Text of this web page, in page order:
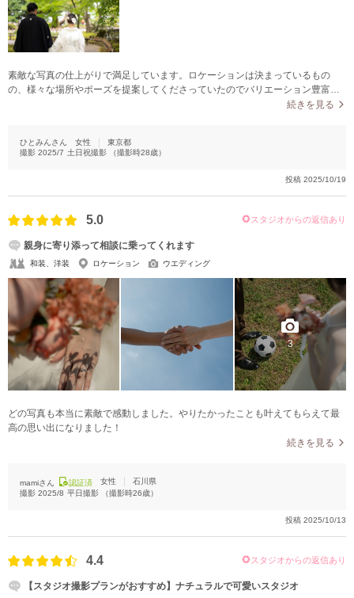
素敵な写真の仕上がりで満足しています。ロケーションは決まっているもの
の、様々な場所やポーズを提案してくださっていたのでバリエーション豊富な
続きを見る
ひとみんさん 女性
東京都
撮影 2025/7 土日祝撮影 （撮影時28歳）
投稿 2025/10/19
5.0 スタジオからの返信あり
親身に寄り添って相談に乗ってくれます
和装、洋装 ロケーション ウエディング
3
どの写真も本当に素敵で感動しました。やりたかったことも叶えてもらえて最
高の思い出になりました！
続きを見る
mamiさん 認証済 女性
石川県
撮影 2025/8 平日撮影 （撮影時26歳）
投稿 2025/10/13
4.4 スタジオからの返信あり
【スタジオ撮影プランがおすすめ】ナチュラルで可愛いスタジオ